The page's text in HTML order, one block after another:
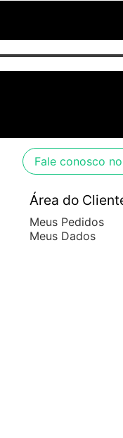
Fale conosco
Área do
Meus Pedidos
Meus Dados